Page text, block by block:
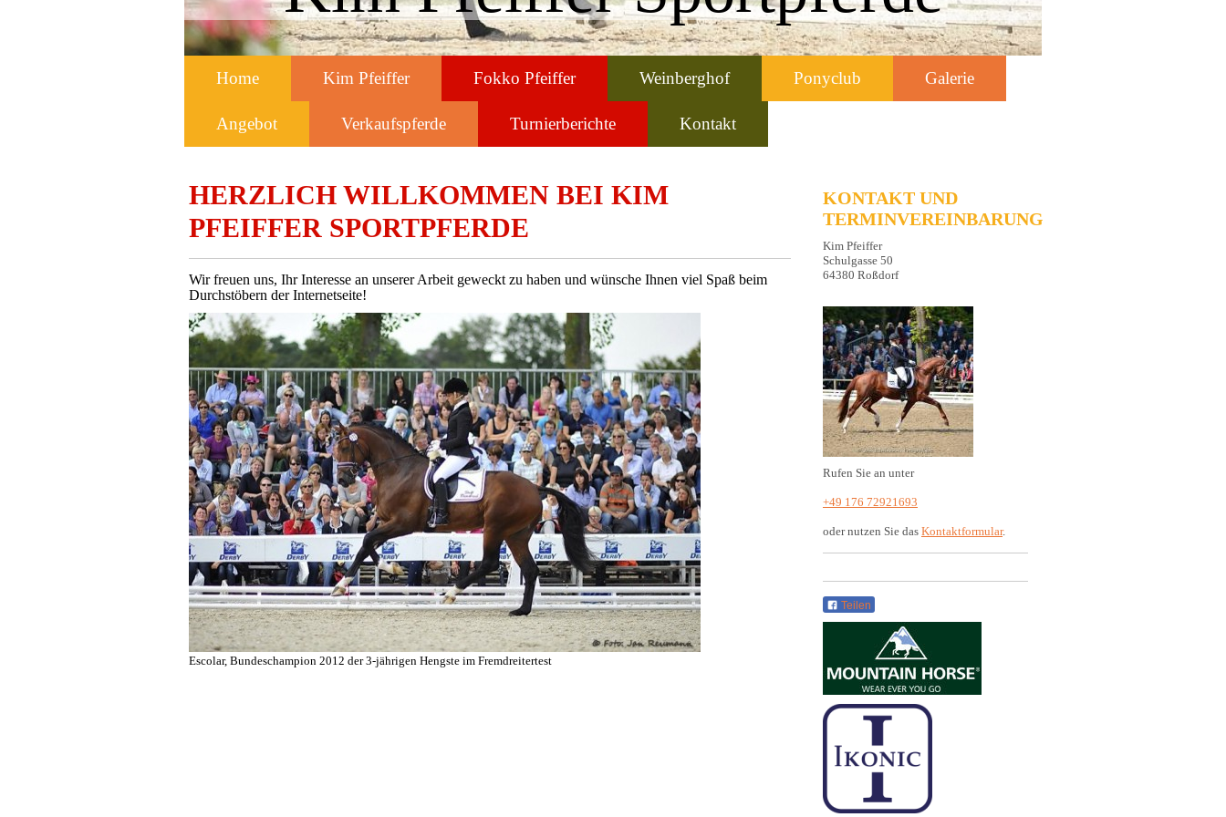
Home Kim Pfeiffer Fokko Pfeiffer Weinberghof Ponyclub Galerie
Angebot Verkaufspferde Turnierberichte Kontakt
HERZLICH WILLKOMMEN BEI KIM
PFEIFFER SPORTPFERDE
Wir freuen uns, Ihr Interesse an unserer Arbeit geweckt zu haben und wünsche Ihnen viel Spaß beim
Durchstöbern der Internetseite!
Escolar, Bundeschampion 2012 der 3-jährigen Hengste im Fremdreitertest
KONTAKT UND
TERMINVEREINBARUNG
Kim Pfeiffer
Schulgasse 50
64380 Roßdorf
Rufen Sie an unter
+49 176 72921693
oder nutzen Sie das Kontaktformular.
Teilen